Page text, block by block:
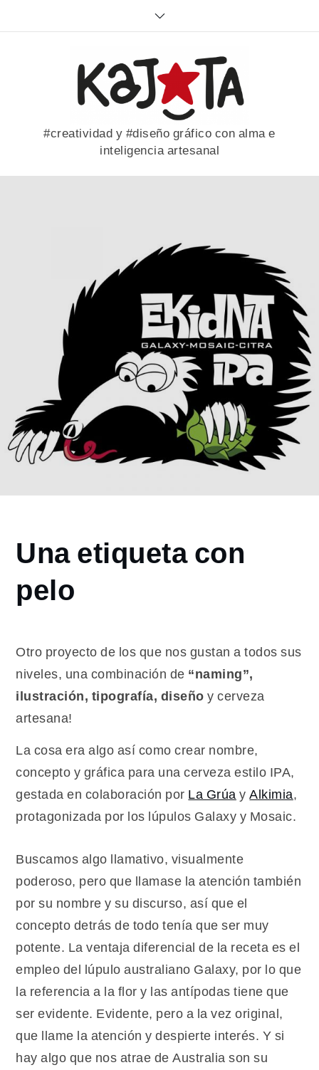
#creatividad y #diseño gráfico con alma e
inteligencia artesanal
Home
2018
agosto
30
con
Una etiqueta con
pelo
Otro proyecto de los que nos gustan a todos sus
niveles, una combinación de “naming”,
ilustración, tipografía, diseño y cerveza
artesana!
La cosa era algo así como crear nombre,
concepto y gráfica para una cerveza estilo IPA,
gestada en colaboración por La Grúa yAlkimia,
protagonizada por los lúpulos Galaxy y Mosaic.
Buscamos algo llamativo, visualmente
poderoso, pero que llamase la atención también
por su nombre y su discurso, así que el
concepto detrás de todo tenía que ser muy
potente. La ventaja diferencial de la receta es el
empleo del lúpulo australiano Galaxy, por lo que
la referencia a la flor y las antípodas tiene que
ser evidente. Evidente, pero a la vez original,
que llame la atención y despierte interés. Y si
hay algo que nos atrae de Australia son su